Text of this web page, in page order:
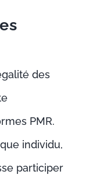
des
PMR.
individu,
participer